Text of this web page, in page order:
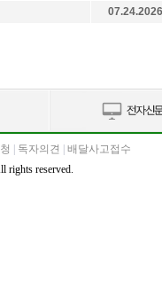
07.24.2026
독자의견
배달사고접수
rights reserved.